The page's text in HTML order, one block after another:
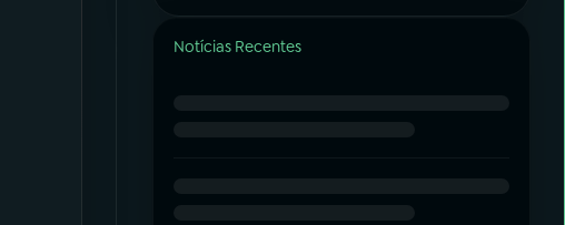
Notícias Recentes